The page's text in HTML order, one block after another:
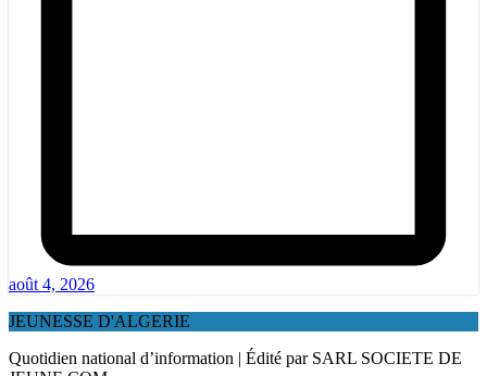
août 4, 2026
JEUNESSE D'ALGERIE
Quotidien national d’information | Édité par SARL SOCIETE DE